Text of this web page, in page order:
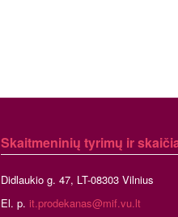
Skaitmeninių tyrimų ir
Didlaukio g. 47, LT-08303 Vilnius
El. p. it.prodekanas@mif.vu.lt